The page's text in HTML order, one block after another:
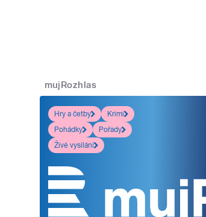
mujRozhlas
Hry a četby
Krimi
Pohádky
Pořady
Živé vysílání